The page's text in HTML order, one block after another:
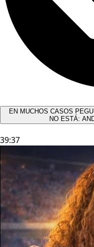
EN MUCHOS CASOS
NO ESTÁ:
39:37